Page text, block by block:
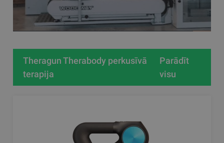
Theragun Therabody perkusīvā
terapija
Parādīt
visu